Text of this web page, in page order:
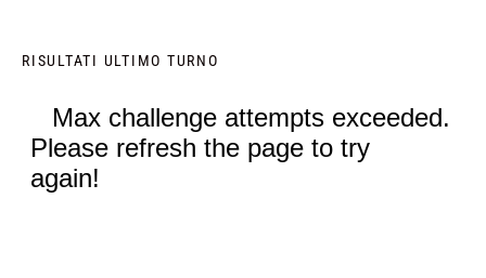
RISULTATI ULTIMO TURNO